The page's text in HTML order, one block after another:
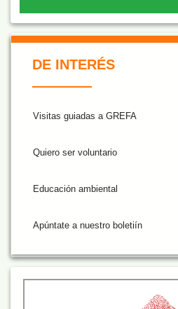
De Interés NARANJA
DE INTERÉS
Visitas guiadas a GREFA
Quiero ser voluntario
Educación ambiental
Apúntate a nuestro boletiín